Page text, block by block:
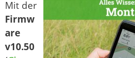
Mit der
Firmw
are
v10.50